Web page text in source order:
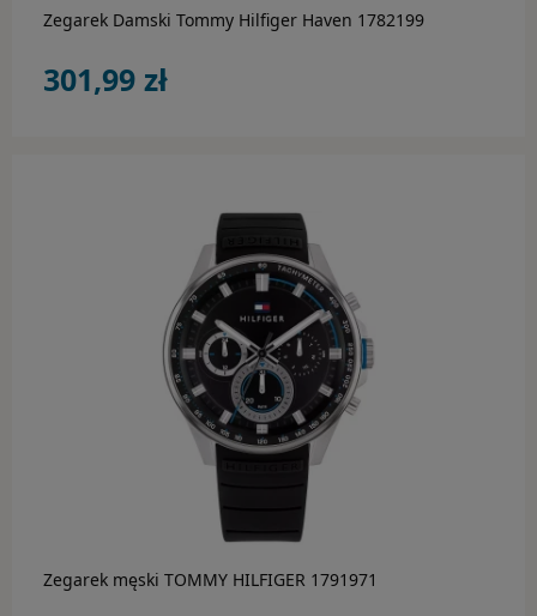
Zegarek Damski Tommy Hilfiger Haven 1782199
301,99 zł
Zegarek męski TOMMY HILFIGER 1791971
do koszyka